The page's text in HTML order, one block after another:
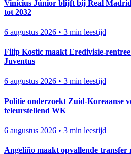
Vinícius Júnior blijft bij Real
tot 2032
6 augustus 2026 • 3 min leestijd
Filip Kostic maakt Eredivisie-
Juventus
6 augustus 2026 • 3 min leestijd
Politie onderzoekt Zuid-Koreaanse
teleurstellend WK
6 augustus 2026 • 3 min leestijd
Angeliño maakt opvallende transfer